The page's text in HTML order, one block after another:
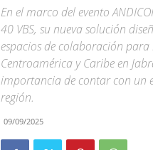
En el marco del evento
40 VBS, su nueva solución
espacios de colaboración para
Centroamérica y Caribe en
importancia de contar con un
región.
09/09/2025